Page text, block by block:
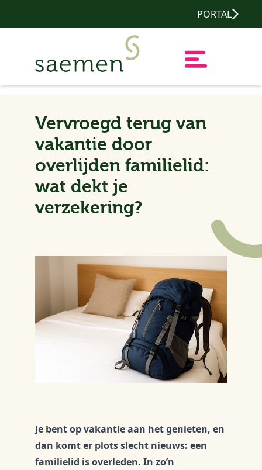
PORTAL
Vervroegd terug van
vakantie door
overlijden familielid:
wat dekt je
verzekering?
Je bent op vakantie aan het genieten, en
dan komt er plots slecht nieuws: een
familielid is overleden. In zo’n